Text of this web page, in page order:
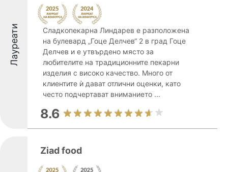
Лауреати
Сладкопекарна Линдарев е разположена
на булевард „Гоце Делчев“ 2 в град Гоце
Делчев и е утвърдено място за
любителите на традиционните пекарни
изделия с високо качество. Много от
клиентите ѝ дават отлични оценки, като
често подчертават вниманието ...
8.6
Ziad food